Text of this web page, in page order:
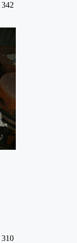
342
310